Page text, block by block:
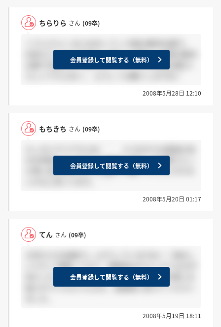
ちらりら さん (09卒)
内定もらったんですね！ あたしも同じく大阪の販売
企画で内定もらいました☆ どうやら今年は企画2人
会員登録して閲覧する（無料）
2008年5月28日 12:10
もちきち さん (09卒)
分を評価してくださった気がします。その面で入っ
た時に息が詰まるような感じで働くってことが少な
会員登録して閲覧する（無料）
2008年5月20日 01:17
てん さん (09卒)
いです♪ 面接してみて、面接官はやさしそうな方が
多かったように思います。説明会や懇談会の時にお
話させていただいた方も、皆誠実に答えてください
会員登録して閲覧する（無料）
2008年5月19日 18:11